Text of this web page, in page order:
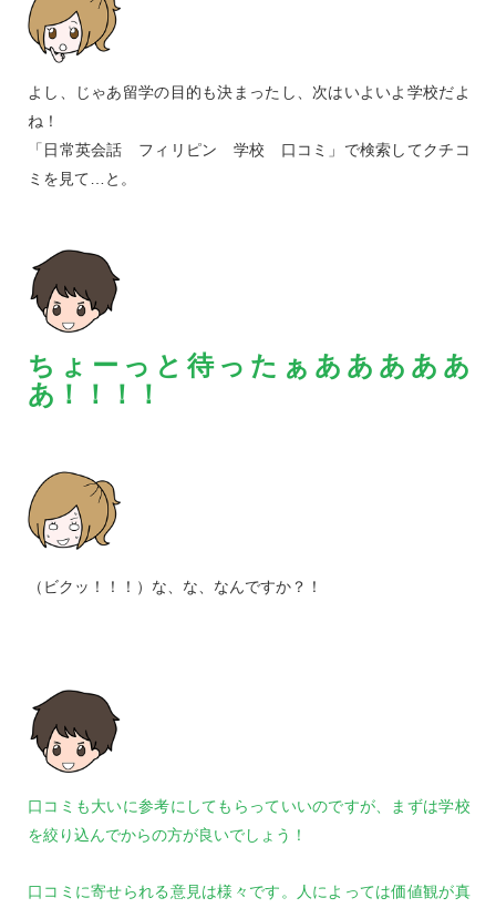
よし、じゃあ留学の目的も決まったし、次はいよいよ学校だよ
ね！
「日常英会話 フィリピン 学校 口コミ」で検索してクチコ
ミを見て…と。
ちょーっと待ったぁあああああ
あ！！！！
（ビクッ！！！）な、な、なんですか？！
口コミも大いに参考にしてもらっていいのですが、まずは学校
を絞り込んでからの方が良いでしょう！
口コミに寄せられる意見は様々です。人によっては価値観が真